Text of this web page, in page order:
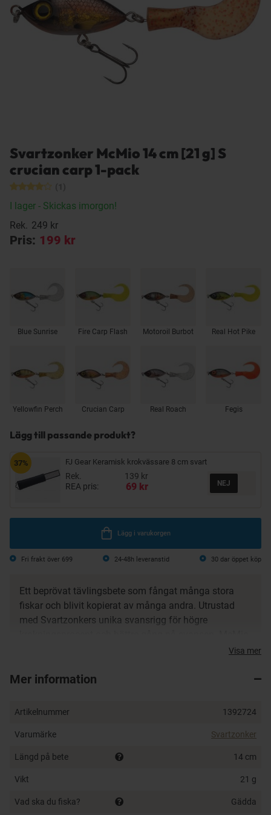
Svartzonker McMio 14 cm [21 g] S
crucian carp 1-pack
I lager - Skickas imorgon!
Rek. 249 kr
Pris: 199 kr
Blue Sunrise Fire Carp Flash Motoroil Burbot Real Hot Pike
Yellowfin Perch Crucian Carp Real Roach Fegis
Lägg till passande produkt?
37% FJ Gear Keramisk krokvässare 8 cm svart
Rek.
139 kr
REA pris:
69 kr
Lägg i varukorgen
Fri frakt över 699 24-48h leveranstid 30 dar öppet köp
Ett beprövat tävlingsbete som fångat många stora
fiskar och blivit kopierat av många andra. Utrustad
med Svartzonkers unika svansrigg för högre
din gäddfiskeutrustning och en mjuk tafs.
effekt
Blyfri
Supervassa Berkley Fusion19-krokar
Visa mer
Mer information
Artikelnummer 1392724
Varumärke Svartzonker
Längd på bete 14 cm
Vikt 21 g
Vad ska du fiska? Gädda